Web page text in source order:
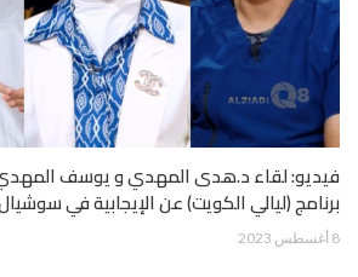
فيديو: لقاء د.هدى المهدي و يوسف
برنامج (ليالي الكويت) عن الإيجابية في
8 أغسطس 2023